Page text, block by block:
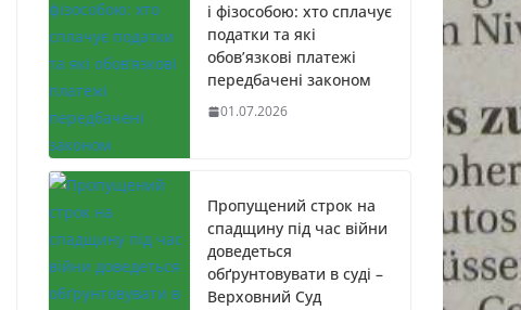
і фізособою: хто сплачує
податки та які
обов’язкові платежі
передбачені законом
01.07.2026
Пропущений строк на
спадщину під час війни
доведеться
обґрунтовувати в суді –
Верховний Суд